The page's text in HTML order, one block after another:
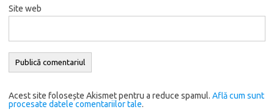
Site web
Alternative:
Acest site folosește Akismet pentru a reduce spamul. Află cum sunt
procesate datele comentariilor tale.